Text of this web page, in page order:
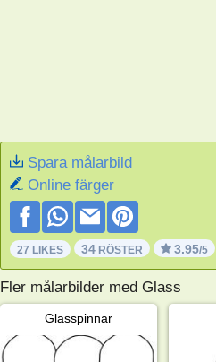
Spara målarbild
Online färger
27 LIKES 34RÖSTER 3.95/5
Fler målarbilder med Glass
Glasspinnar